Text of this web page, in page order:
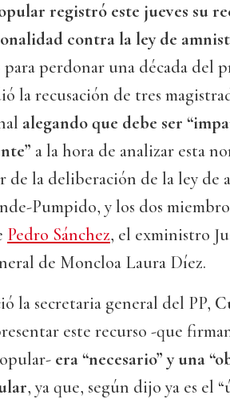
registró este jueves su
contra la ley de
para perdonar una década del
la recusación de tres
alegando que debe ser
a la hora de analizar esta
de la deliberación de la ley de
Pumpido, y los dos
Pedro Sánchez, el exministro
de Moncloa Laura Díez.
la secretaria general del PP,
este recurso -que
era “necesario” y una
, ya que, según dijo ya es el